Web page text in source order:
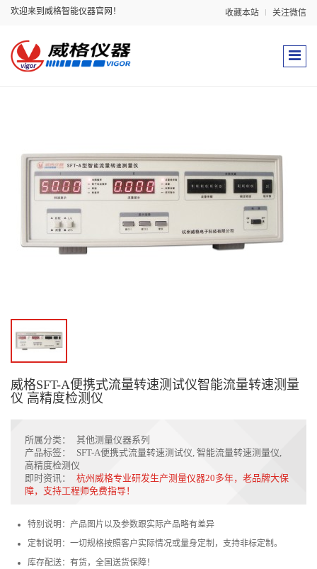
欢迎来到威格智能仪器官网！ 收藏本站 关注微信
威格SFT-A便携式流量转速测试仪智能流量转速测量
仪 高精度检测仪
所属分类：
其他测量仪器系列
产品标签：
SFT-A便携式流量转速测试仪, 智能流量转速测量仪,
高精度检测仪
即时资讯：
杭州威格专业研发生产测量仪器20多年，老品牌大保
障，支持工程师免费指导！
特别说明：产品图片以及参数跟实际产品略有差异
定制说明：一切规格按照客户实际情况或量身定制，支持非标定制。
库存配送：有货，全国送货保障！